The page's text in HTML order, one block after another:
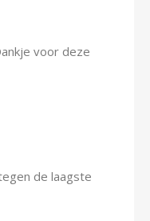
voor deze
de laagste